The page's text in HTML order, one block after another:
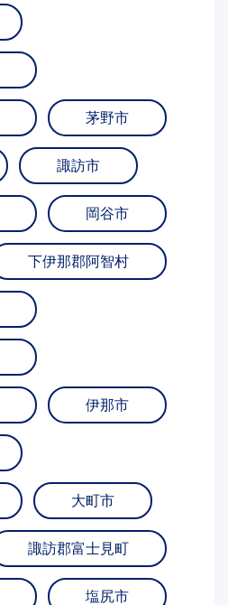
茅野市
諏訪市
岡谷市
下伊那郡阿智村
伊那市
大町市
諏訪郡富士見町
塩尻市